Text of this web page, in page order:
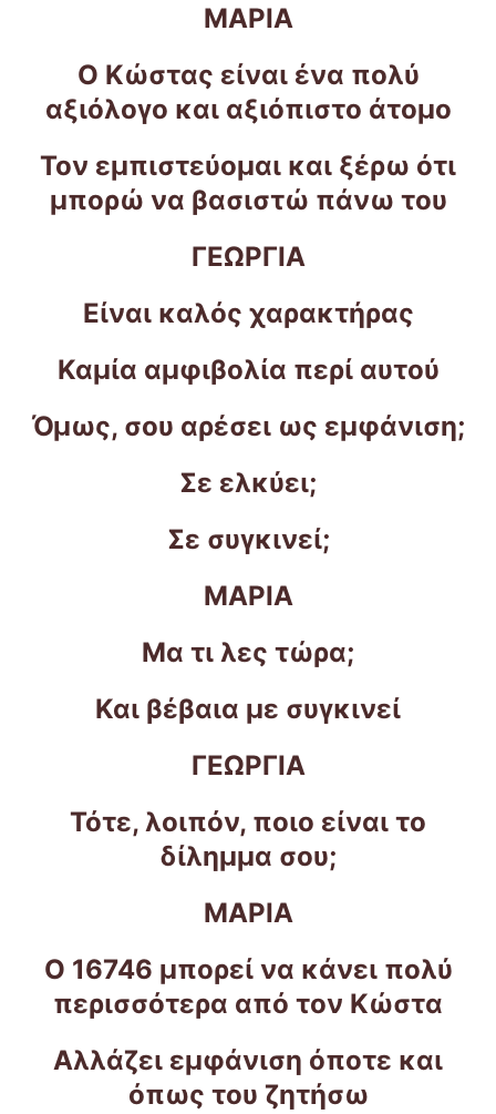
ΜΑΡΙΑ
Ο Κώστας είναι ένα πολύ
αξιόλογο και αξιόπιστο άτομο
Τον εμπιστεύομαι και ξέρω ότι
μπορώ να βασιστώ πάνω του
ΓΕΩΡΓΙΑ
Είναι καλός χαρακτήρας
Καμία αμφιβολία περί αυτού
Όμως, σου αρέσει ως εμφάνιση;
Σε ελκύει;
Σε συγκινεί;
ΜΑΡΙΑ
Μα τι λες τώρα;
Και βέβαια με συγκινεί
ΓΕΩΡΓΙΑ
Τότε, λοιπόν, ποιο είναι το
δίλημμα σου;
ΜΑΡΙΑ
Ο 16746 μπορεί να κάνει πολύ
περισσότερα από τον Κώστα
Αλλάζει εμφάνιση όποτε και
όπως του ζητήσω